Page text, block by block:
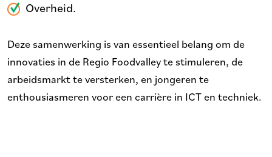
Overheid.
Deze samenwerking is van essentieel belang om de
innovaties in de Regio Foodvalley te stimuleren, de
arbeidsmarkt te versterken, en jongeren te
enthousiasmeren voor een carrière in ICT en techniek.